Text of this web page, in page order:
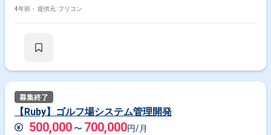
4年前・ 提供元: フリコン
【Ruby】ゴルフ場システム管理開発
500,000 〜 700,000円/月